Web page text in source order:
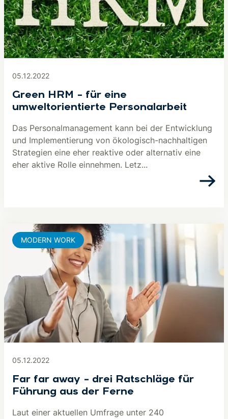
05.12.2022
Green HRM – für eine
umweltorientierte Personalarbeit
Das Personalmanagement kann bei der Entwicklung
und Implementierung von ökologisch-nachhaltigen
Strategien eine eher reaktive oder alternativ eine
eher aktive Rolle einnehmen. Letz...
05.12.2022
Far far away – drei Ratschläge für
Führung aus der Ferne
Laut einer aktuellen Umfrage unter 240
MODERN WORK